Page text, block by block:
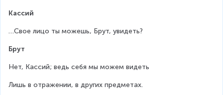
Кассий
…Свое лицо ты можешь, Брут, увидеть?
Брут
Нет, Кассий; ведь себя мы можем видеть
Лишь в отражении, в других предметах.